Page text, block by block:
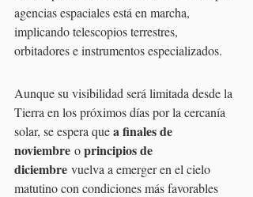
agencias espaciales está en marcha,
implicando telescopios terrestres,
orbitadores e instrumentos especializados.
Aunque su visibilidad será limitada desde la
Tierra en los próximos días por la cercanía
solar, se espera que a finales de
noviembre o principios de
diciembre vuelva a emerger en el cielo
matutino con condiciones más favorables